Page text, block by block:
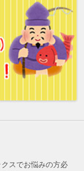
スでお悩みの方必